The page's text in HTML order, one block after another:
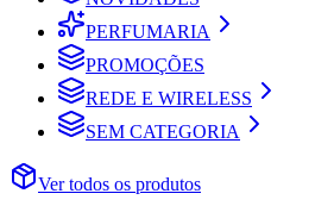
PERFUMARIA
PROMOÇÕES
REDE E WIRELESS
SEM CATEGORIA
Ver todos os produtos